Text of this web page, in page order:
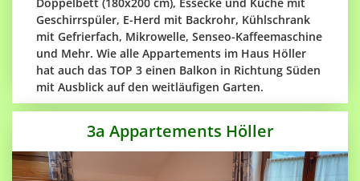
Geschirrspüler, E-Herd mit Backrohr, Kühlschrank
mit Gefrierfach, Mikrowelle, Senseo-Kaffeemaschine
und Mehr. Wie alle Appartements im Haus Höller
hat auch das TOP 3 einen Balkon in Richtung Süden
mit Ausblick auf den weitläufigen Garten.
3a Appartements Höller